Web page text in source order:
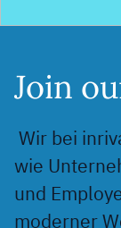
Join
Wir bei
wie
und
moderner